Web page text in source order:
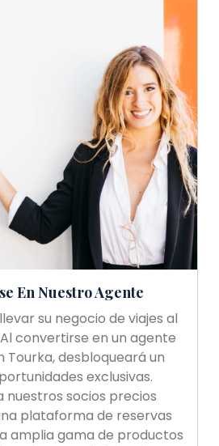
En Nuestro Agente
su negocio de viajes al
convertirse en un agente
Tourka, desbloqueará un
exclusivas.
nuestros socios precios
plataforma de reservas
amplia gama de productos